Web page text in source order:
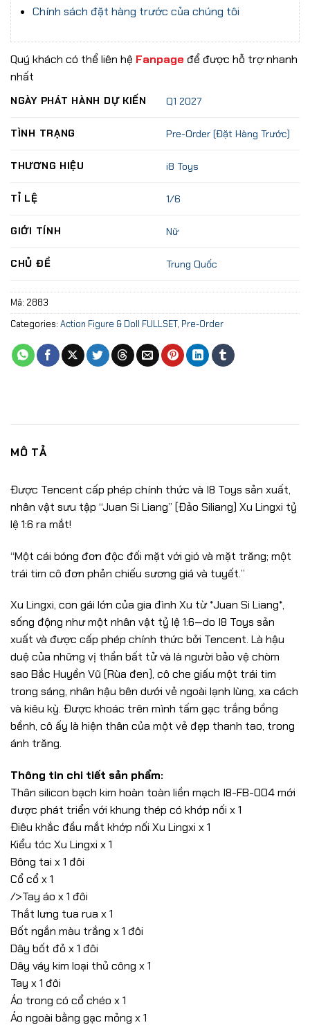
Chính sách đặt hàng trước của chúng tôi
Quý khách có thể liên hệ Fanpage để được hỗ trợ nhanh
nhất
NGÀY PHÁT HÀNH DỰ KIẾN Q1 2027
TÌNH TRẠNG Pre-Order (Đặt Hàng Trước)
THƯƠNG HIỆU i8 Toys
TỈ LỆ 1/6
GIỚI TÍNH Nữ
CHỦ ĐỀ Trung Quốc
Mã: 2883
Categories: Action Figure & Doll FULLSET, Pre-Order
MÔ TẢ
Được Tencent cấp phép chính thức và I8 Toys sản xuất,
nhân vật sưu tập “Juan Si Liang” (Đảo Siliang) Xu Lingxi tỷ
lệ 1:6 ra mắt!
“Một cái bóng đơn độc đối mặt với gió và mặt trăng; một
trái tim cô đơn phản chiếu sương giá và tuyết.”
Xu Lingxi, con gái lớn của gia đình Xu từ *Juan Si Liang*,
sống động như một nhân vật tỷ lệ 1:6—do I8 Toys sản
xuất và được cấp phép chính thức bởi Tencent. Là hậu
duệ của những vị thần bất tử và là người bảo vệ chòm
sao Bắc Huyền Vũ (Rùa đen), cô che giấu một trái tim
trong sáng, nhân hậu bên dưới vẻ ngoài lạnh lùng, xa cách
và kiêu kỳ. Được khoác trên mình tấm gạc trắng bồng
bềnh, cô ấy là hiện thân của một vẻ đẹp thanh tao, trong
ánh trăng.
Thông tin chi tiết sản phẩm:
Thân silicon bạch kim hoàn toàn liền mạch I8-FB-004 mới
được phát triển với khung thép có khớp nối x 1
Điêu khắc đầu mắt khớp nối Xu Lingxi x 1
Kiểu tóc Xu Lingxi x 1
Bông tai x 1 đôi
Cổ cổ x 1
/>Tay áo x 1 đôi
Thắt lưng tua rua x 1
Bốt ngắn màu trắng x 1 đôi
Dây bốt đỏ x 1 đôi
Dây váy kim loại thủ công x 1
Tay x 1 đôi
Áo trong có cổ chéo x 1
Áo ngoài bằng gạc mỏng x 1